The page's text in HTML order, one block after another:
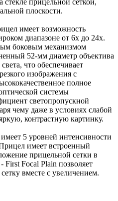
плоскости.
имеет возможность
диапазоне от 6х до 24х.
боковым механизмом
52-мм диаметр объектива
что обеспечивает
изображения с
полное
системы
светопропускной
чему даже в условиях слабой
контрастную картинку.
5 уровней интенсивности
имеет встроенный
прицельной сетки в
First Focal Plain позволяет
вместе с увеличением.